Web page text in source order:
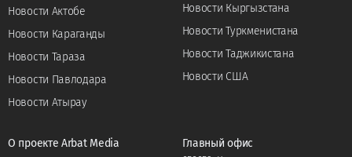
Новости Актобе
Новости Караганды
Новости Тараза
Новости Павлодара
Новости Атырау
Новости Кыргызстана
Новости Туркменистана
Новости Таджикистана
Новости США
О проекте Arbat Media Главный офис